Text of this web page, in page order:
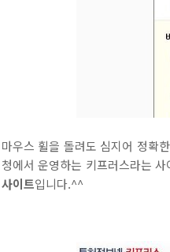
마우스 휠을 돌려도 심지어 정확
청에서 운영하는 키프러스라는
사이트입니다.^^